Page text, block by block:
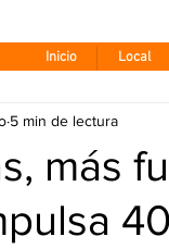
Inicio Local
más
5 min de lectura